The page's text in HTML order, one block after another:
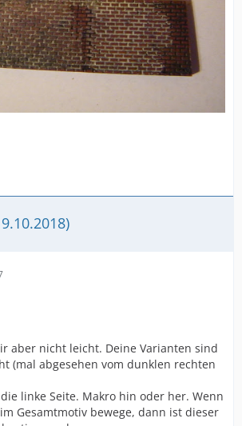
aber nicht leicht. Deine Varianten sind
(mal abgesehen vom dunklen rechten
linke Seite. Makro hin oder her. Wenn
Gesamtmotiv bewege, dann ist dieser